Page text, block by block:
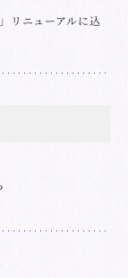
リニューアルに込